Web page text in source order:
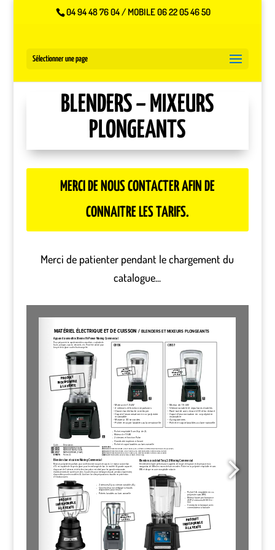
04 94 48 76 04 / MOBILE 06 22 05 46 50
Sélectionner une page
BLENDERS – MIXEURS
PLONGEANTS
MERCI DE NOUS CONTACTER AFIN DE
CONNAITRE LES TARIFS.
Merci de patienter pendant le chargement du
catalogue...